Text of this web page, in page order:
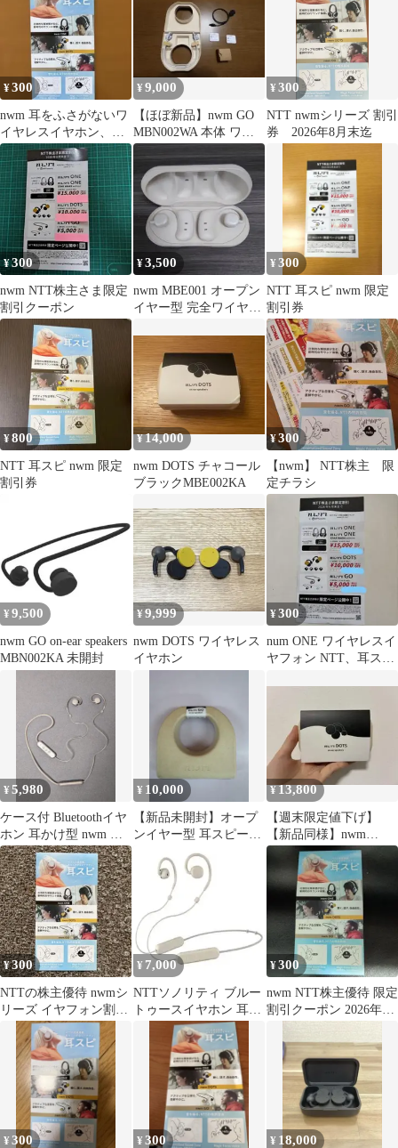
¥300
nwm 耳をふさがないワ
イヤレスイヤホン、耳
スピ限定割引券
¥9,000
【ほぼ新品】nwm GO
MBN002WA 本体 ワイ
ヤレスイヤホン
¥300
NTT nwmシリーズ 割引
券 2026年8月末迄
¥300
nwm NTT株主さま限定
割引クーポン
¥3,500
nwm MBE001 オープン
イヤー型 完全ワイヤレ
¥300
NTT 耳スピ nwm 限定
割引券
¥800
NTT 耳スピ nwm 限定
割引券
¥14,000
nwm DOTS チャコール
ブラックMBE002KA
¥300
【nwm】 NTT株主 限
定チラシ
¥ 9,500
nwm GO on-ear speakers
MBN002KA 未開封
¥ 9,999
nwm DOTS ワイヤレス
イヤホン
¥300
num ONE ワイヤレスイ
ヤフォン NTT、耳スピ
¥5,980
ケース付 Bluetoothイヤ
ホン 耳かけ型 nwm ヌ
ーム MBN001BA
¥ 10,000
【新品未開封】オープ
ンイヤー型 耳スピーカ
ー nwm GO グレイシャ
ーホワイト
¥13,800
【週末限定値下げ】
【新品同様】nwm
DOTS イヤホン ブラッ
ク
¥300
NTTの株主優待 nwmシ
リーズ イヤフォン割引
き券
¥ 7,000
NTTソノリティ ブルー
トゥースイヤホン 耳か
け型 nwm ヌーム
MBN001
¥300
nwm NTT株主優待 限定
割引クーポン 2026年8
¥300 ¥300 ¥ 18,000